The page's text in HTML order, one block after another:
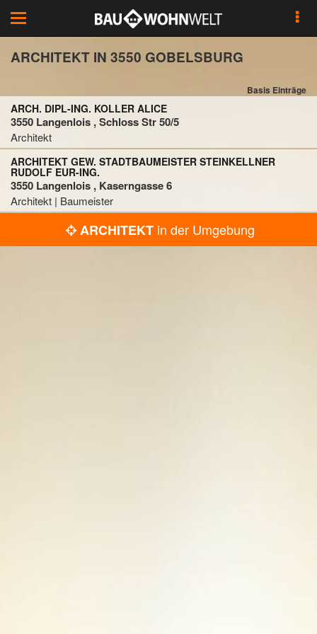
Toggle
navigation
ARCHITEKT IN 3550 GOBELSBURG
Basis Einträge
ARCH. DIPL-ING. KOLLER ALICE
3550 Langenlois , Schloss Str 50/5
Architekt
ARCHITEKT GEW. STADTBAUMEISTER STEINKELLNER
RUDOLF EUR-ING.
3550 Langenlois , Kaserngasse 6
Architekt | Baumeister
ARCHITEKTin der Umgebung